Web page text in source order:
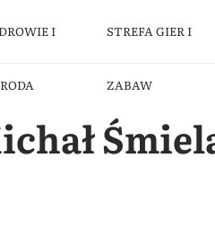
I STREFA GIER I
ZABAW